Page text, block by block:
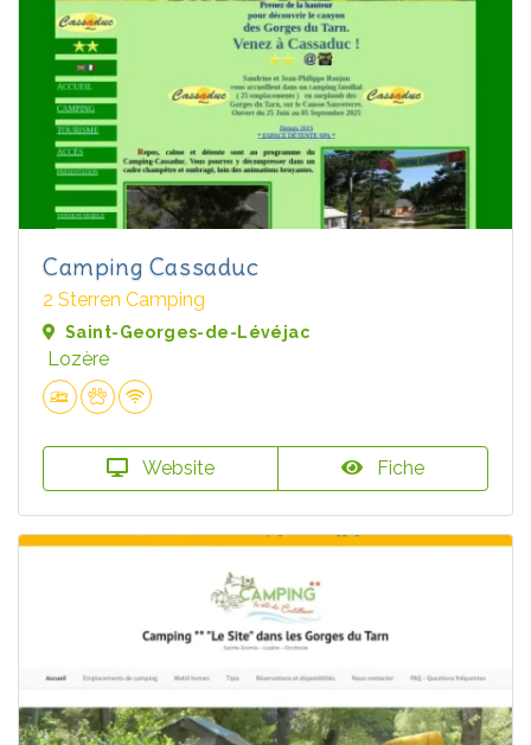
Camping Cassaduc
2 Sterren Camping
Saint-Georges-de-Lévéjac
Lozère
Website Fiche